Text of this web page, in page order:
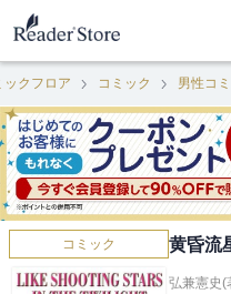
ックフロア コミック 男性コ
コミック 黄昏流
弘兼憲史(